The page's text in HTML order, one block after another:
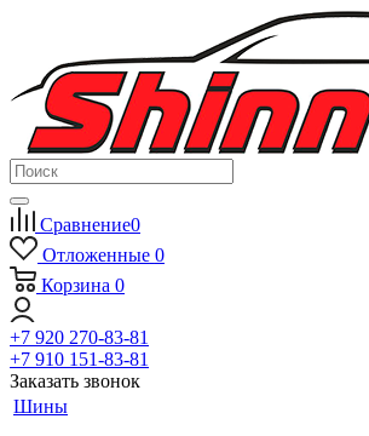
Сравнение0
Отложенные 0
Корзина 0
+7 920 270-83-81
+7 910 151-83-81
Заказать звонок
Шины